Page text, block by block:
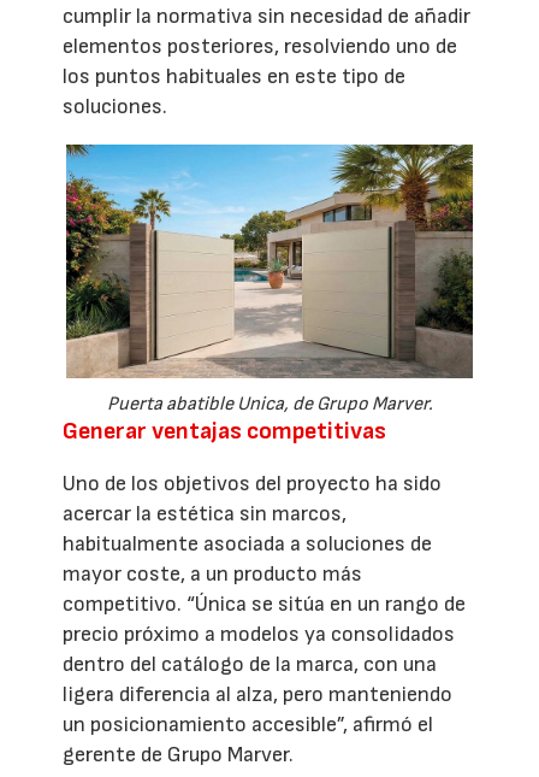
cumplir la normativa sin necesidad de añadir
elementos posteriores, resolviendo uno de
los puntos habituales en este tipo de
soluciones.
Puerta abatible Unica, de Grupo Marver.
Generar ventajas competitivas
Uno de los objetivos del proyecto ha sido
acercar la estética sin marcos,
habitualmente asociada a soluciones de
mayor coste, a un producto más
competitivo. “Única se sitúa en un rango de
precio próximo a modelos ya consolidados
dentro del catálogo de la marca, con una
ligera diferencia al alza, pero manteniendo
un posicionamiento accesible”, afirmó el
gerente de Grupo Marver.